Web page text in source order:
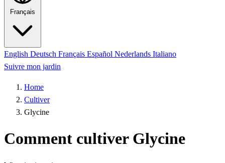
Français
English Deutsch Français Español Nederlands Italiano
Suivre mon jardin
Home
Cultiver
Glycine
Comment cultiver Glycine